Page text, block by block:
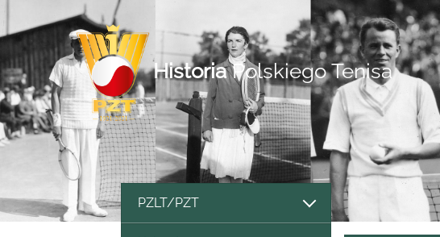
HistoriaPolskiego Tenisa
PZLT/PZT